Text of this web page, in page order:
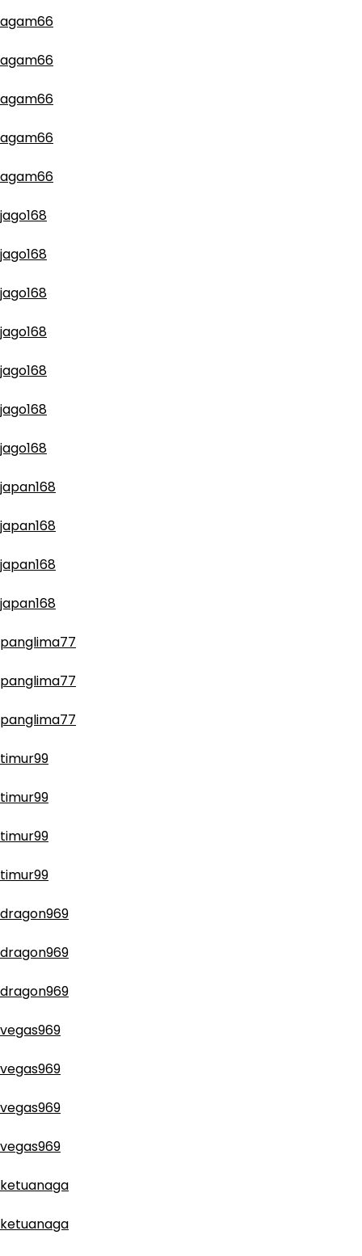
agam66
agam66
agam66
agam66
agam66
jago168
jago168
jago168
jago168
jago168
jago168
jago168
japan168
japan168
japan168
japan168
panglima77
panglima77
panglima77
timur99
timur99
timur99
timur99
dragon969
dragon969
dragon969
vegas969
vegas969
vegas969
vegas969
ketuanaga
ketuanaga